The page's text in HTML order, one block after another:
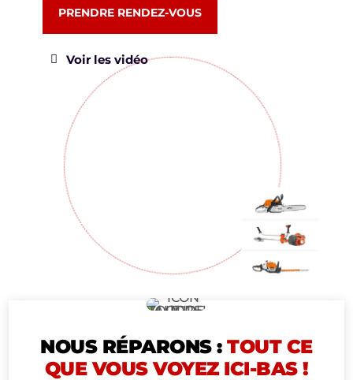
PRENDRE RENDEZ-VOUS
Voir les vidéo
NOUS RÉPARONS :TOUT CE
QUE VOUS VOYEZ ICI-BAS !